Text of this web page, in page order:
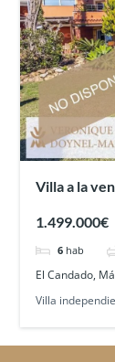
Villa a la
1.499.000€
6 hab
El Candado,
Villa